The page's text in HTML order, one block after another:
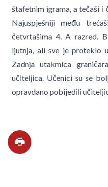
štafetnim igrama, a tečaši i
Najuspješniji među
četvrtašima 4. A razred.
ljutnja, ali sve je proteklo
Zadnja utakmica
učiteljica. Učenici su se
opravdano pobijedili